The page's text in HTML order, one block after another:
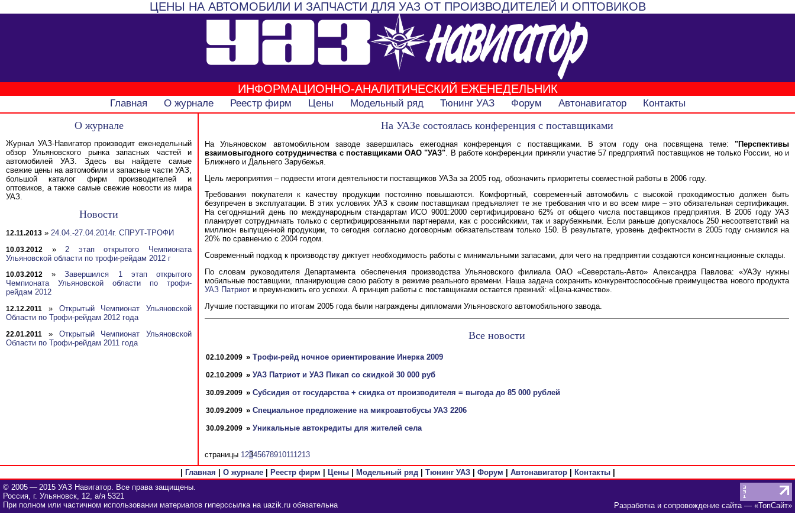
ЦЕНЫ НА АВТОМОБИЛИ И ЗАПЧАСТИ ДЛЯ УАЗ ОТ ПРОИЗВОДИТЕЛЕЙ И ОПТОВИКОВ
ИНФОРМАЦИОННО-АНАЛИТИЧЕСКИЙ ЕЖЕНЕДЕЛЬНИК
Главная О журнале Реестр фирм Цены Модельный ряд Тюнинг УАЗ Форум Автонавигатор Контакты
О журнале
Журнал УАЗ-Навигатор производит еженедельный
обзор Ульяновского рынка запасных частей и
автомобилей УАЗ. Здесь вы найдете самые
свежие цены на автомобили и запасные части УАЗ,
большой каталог фирм производителей и
оптовиков, а также самые свежие новости из мира
УАЗ.
Новости
12.11.2013 » 24.04.-27.04.2014г. СПРУТ-ТРОФИ
10.03.2012 » 2 этап открытого Чемпионата
Ульяновской области по трофи-рейдам 2012 г
10.03.2012 »Завершился 1 этап открытого
Чемпионата Ульяновской области по трофи-
рейдам 2012
12.12.2011 » Открытый Чемпионат Ульяновской
Области по Трофи-рейдам 2012 года
22.01.2011 » Открытый Чемпионат Ульяновской
Области по Трофи-рейдам 2011 года
На УАЗе состоялась конференция с поставщиками
На Ульяновском автомобильном заводе завершилась ежегодная конференция с поставщиками. В этом году она посвящена теме: "Перспективы
взаимовыгодного сотрудничества с поставщиками ОАО "УАЗ" . В работе конференции приняли участие 57 предприятий поставщиков не только России, но и
Ближнего и Дальнего Зарубежья.
Цель мероприятия – подвести итоги деятельности поставщиков УАЗа за 2005 год, обозначить приоритеты совместной работы в 2006 году.
Требования покупателя к качеству продукции постоянно повышаются. Комфортный, современный автомобиль с высокой проходимостью должен быть
безупречен в эксплуатации. В этих условиях УАЗ к своим поставщикам предъявляет те же требования что и во всем мире – это обязательная сертификация.
На сегодняшний день по международным стандартам ИСО 9001:2000 сертифицировано 62% от общего числа поставщиков предприятия. В 2006 году УАЗ
планирует сотрудничать только с сертифицированными партнерами, как с российскими, так и зарубежными. Если раньше допускалось 250 несоответствий на
миллион выпущенной продукции, то сегодня согласно договорным обязательствам только 150. В результате, уровень дефектности в 2005 году снизился на
20% по сравнению с 2004 годом.
Современный подход к производству диктует необходимость работы с минимальными запасами, для чего на предприятии создаются консигнационные склады.
По словам руководителя Департамента обеспечения производства Ульяновского филиала ОАО «Северсталь-Авто» Александра Павлова: «УАЗу нужны
мобильные поставщики, планирующие свою работу в режиме реального времени. Наша задача сохранить конкурентоспособные преимущества нового продукта
УАЗ Патриот и преумножить его успехи. А принцип работы с поставщиками остается прежний: «Цена-качество».
Лучшие поставщики по итогам 2005 года были награждены дипломами Ульяновского автомобильного завода.
Все новости
02.10.2009 » Трофи-рейд ночное ориентирование Инерка 2009
02.10.2009 » УАЗ Патриот и УАЗ Пикап со скидкой 30 000 руб
30.09.2009 » Субсидия от государства + скидка от производителя = выгода до 85 000 рублей
30.09.2009 » Специальное предложение на микроавтобусы УАЗ 2206
30.09.2009 » Уникальные автокредиты для жителей села
страницы 1 2345678910111213
Главная О журнале| Реестр фирм Цены| Модельный ряд| Тюнинг УАЗ| Форум Автонавигатор| Контакты|
© 2005 — 2015 УАЗ Навигатор. Все права защищены.
Россия, г. Ульяновск, 12, а/я 5321
При полном или частичном использовании материалов гиперссылка на uazik.ru обязательна
Разработка и сопровождение сайта— «ТопСайт»